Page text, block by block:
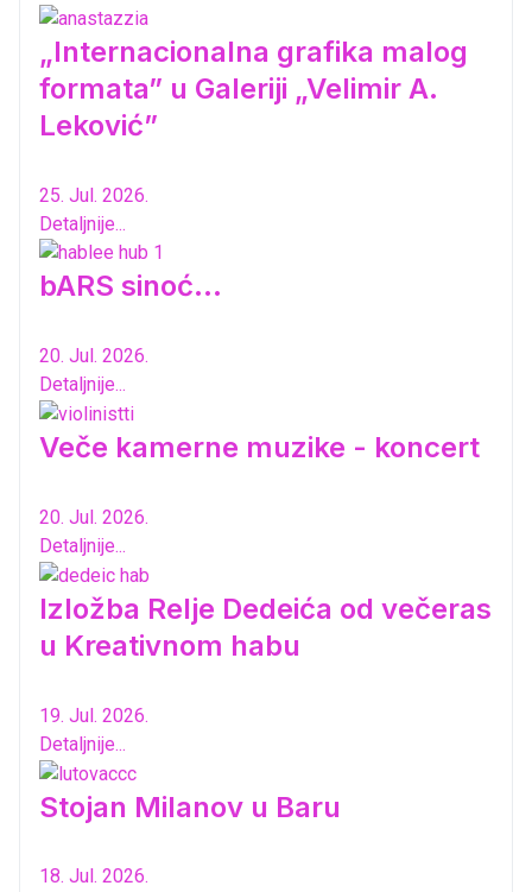
„Internacionalna grafika malog
formata” u Galeriji „Velimir A.
Leković”
25. Jul. 2026.
Detaljnije...
bARS sinoć...
20. Jul. 2026.
Detaljnije...
Veče kamerne muzike - koncert
20. Jul. 2026.
Detaljnije...
Izložba Relje Dedeića od večeras
u Kreativnom habu
19. Jul. 2026.
Detaljnije...
Stojan Milanov u Baru
18. Jul. 2026.